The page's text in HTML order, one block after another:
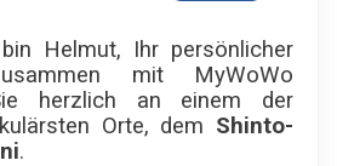
Helmut, Ihr persönlicher
mit MyWoWo
herzlich an einem der
Orte, dem Shinto-
.